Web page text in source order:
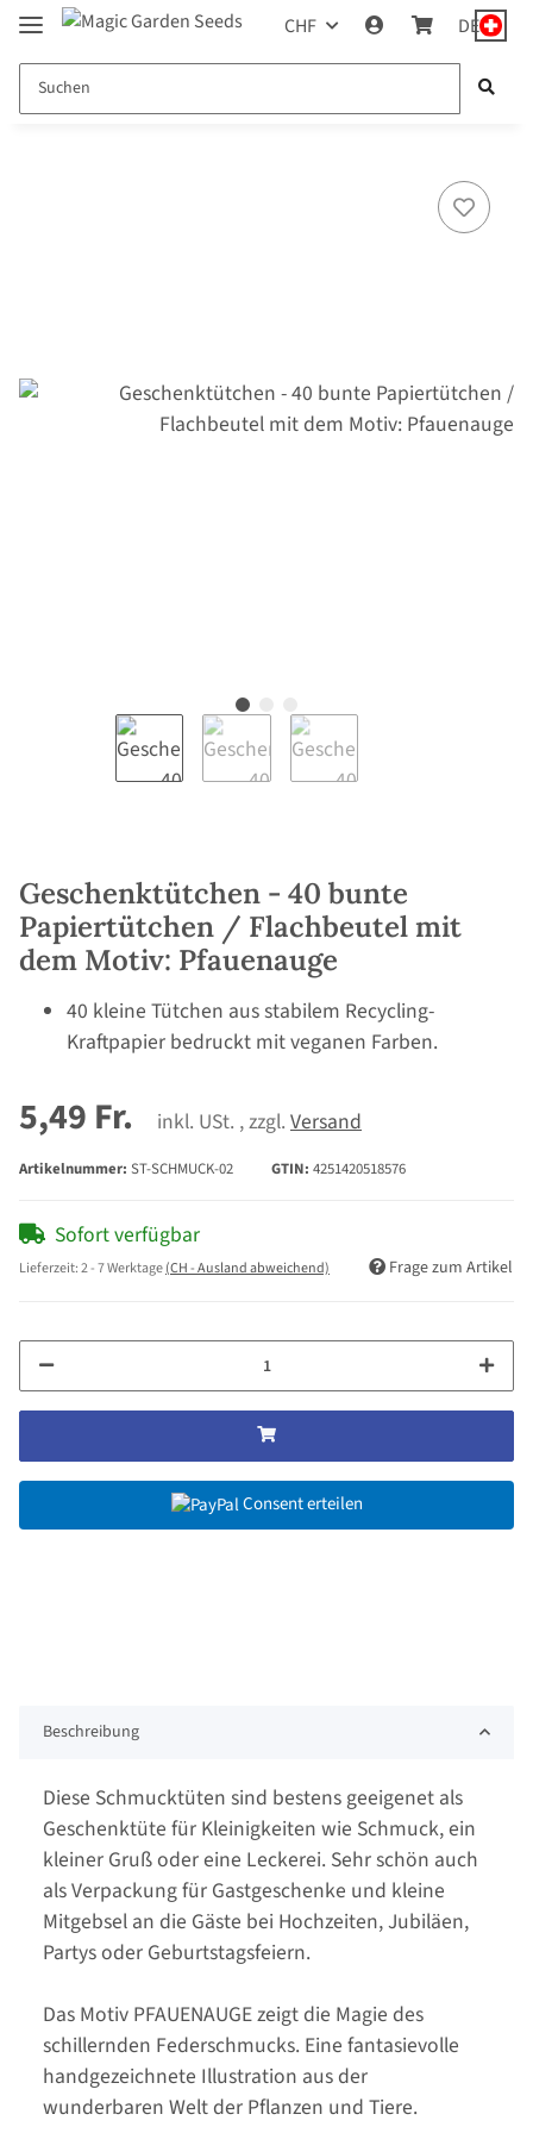
CHF DE
Geschenktütchen - 40 bunte
Papiertütchen / Flachbeutel mit
dem Motiv: Pfauenauge
40 kleine Tütchen aus stabilem Recycling-
Kraftpapier bedruckt mit veganen Farben.
5,49 Fr. inkl. USt. , zzgl. Versand
Artikelnummer: ST-SCHMUCK-02 GTIN: 4251420518576
Sofort verfügbar
Lieferzeit:2 - 7 Werktage(CH - Ausland abweichend) Frage zum Artikel
Consent erteilen
Beschreibung
Diese Schmucktüten sind bestens geeigenet als
Geschenktüte für Kleinigkeiten wie Schmuck, ein
kleiner Gruß oder eine Leckerei. Sehr schön auch
als Verpackung für Gastgeschenke und kleine
Mitgebsel an die Gäste bei Hochzeiten, Jubiläen,
Partys oder Geburtstagsfeiern.
Das Motiv PFAUENAUGE zeigt die Magie des
schillernden Federschmucks. Eine fantasievolle
handgezeichnete Illustration aus der
wunderbaren Welt der Pflanzen und Tiere.